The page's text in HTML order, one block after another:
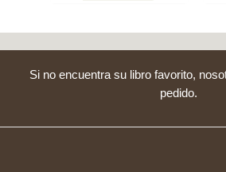
Si no encuentra su libro favorito,
pedido.